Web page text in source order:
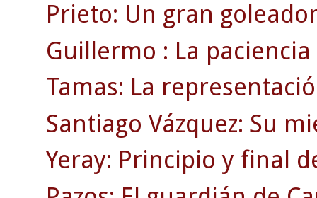
Prieto: Un gran
Guillermo : La
Tamas: La
Santiago Vázquez: Su
Yeray: Principio y final